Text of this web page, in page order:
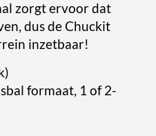
zorgt ervoor dat
dus de Chuckit
inzetbaar!
formaat, 1 of 2-